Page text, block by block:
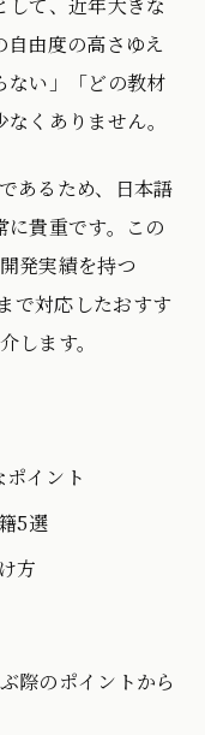
由度の高さゆえ
ない」「どの教材
くありません。
あるため、日本語
貴重です。この
発実績を持つ
で対応したおすす
します。
イント
5選
方
際のポイントから